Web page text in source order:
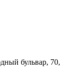
бульвар, 70,